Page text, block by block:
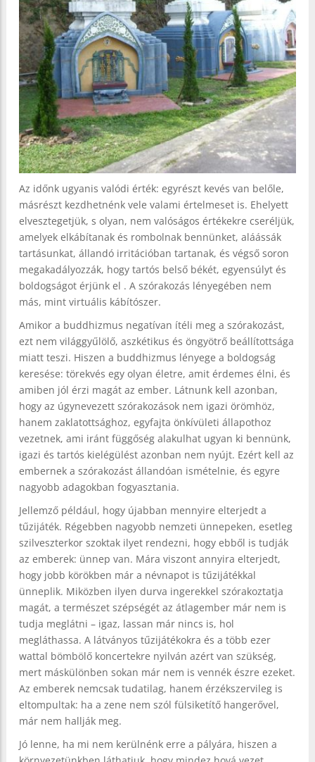
Az időnk ugyanis valódi érték: egyrészt kevés van belőle,
másrészt kezdhetnénk vele valami értelmeset is. Ehelyett
elvesztegetjük, s olyan, nem valóságos értékekre cseréljük,
amelyek elkábítanak és rombolnak bennünket, aláássák
tartásunkat, állandó irritációban tartanak, és végső soron
megakadályozzák, hogy tartós belső békét, egyensúlyt és
boldogságot érjünk el . A szórakozás lényegében nem
más, mint virtuális kábítószer.
Amikor a buddhizmus negatívan ítéli meg a szórakozást,
ezt nem világgyűlölő, aszkétikus és öngyötrő beállítottsága
miatt teszi. Hiszen a buddhizmus lényege a boldogság
keresése: törekvés egy olyan életre, amit érdemes élni, és
amiben jól érzi magát az ember. Látnunk kell azonban,
hogy az úgynevezett szórakozások nem igazi örömhöz,
hanem zaklatottsághoz, egyfajta önkívületi állapothoz
vezetnek, ami iránt függőség alakulhat ugyan ki bennünk,
igazi és tartós kielégülést azonban nem nyújt. Ezért kell az
embernek a szórakozást állandóan ismételnie, és egyre
nagyobb adagokban fogyasztania.
Jellemző például, hogy újabban mennyire elterjedt a
tűzijáték. Régebben nagyobb nemzeti ünnepeken, esetleg
szilveszterkor szoktak ilyet rendezni, hogy ebből is tudják
az emberek: ünnep van. Mára viszont annyira elterjedt,
hogy jobb körökben már a névnapot is tűzijátékkal
ünneplik. Miközben ilyen durva ingerekkel szórakoztatja
magát, a természet szépségét az átlagember már nem is
tudja meglátni – igaz, lassan már nincs is, hol
megláthassa. A látványos tűzijátékokra és a több ezer
wattal bömbölő koncertekre nyilván azért van szükség,
mert máskülönben sokan már nem is vennék észre ezeket.
Az emberek nemcsak tudatilag, hanem érzékszervileg is
eltompultak: ha a zene nem szól fülsiketítő hangerővel,
már nem hallják meg.
Jó lenne, ha mi nem kerülnénk erre a pályára, hiszen a